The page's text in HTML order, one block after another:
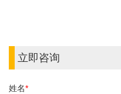
立即咨询
姓名*